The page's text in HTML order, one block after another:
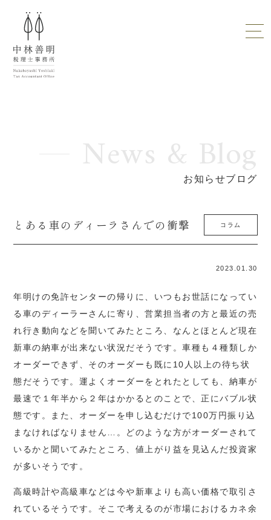
News & Blog
お知らせブログ
とある車のディーラさんでの衝撃 コラム
2023.01.30
年明けの免許センターの帰りに、いつもお世話になってい
る車のディーラーさんに寄り、営業担当者の方と最近の売
れ行き動向などを聞いてみたところ、なんとほとんど現在
新車の納車が出来ない状況だそうです。車種も４種類しか
オーダーできず、そのオーダーも既に10人以上の待ち状
態だそうです。運よくオーダーをとれたとしても、納車が
最速で１年半から２年はかかるとのことで、正にバブル状
態です。また、オーダーを申し込むだけで100万円振り込
まなければなりません…。どのような方がオーダーされて
いるかと聞いてみたところ、値上がり益を見込んだ投資家
が多いそうです。
高級時計や高級車などは今や新車よりも高い価格で取引さ
れているそうです。そこで考えるのが市場におけるカネ余